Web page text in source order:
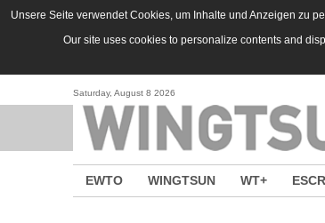
Skip to main content
Unsere Seite verwendet Cookies, um Inhalte und Anzeigen zu
Our site uses cookies to personalize contents and
Saturday, August 8 2026
EWTO WINGTSUN WT+